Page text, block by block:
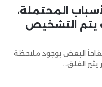
المحتملة،
يتم التشخيص
البعض بوجود ملاحظة
القلق…